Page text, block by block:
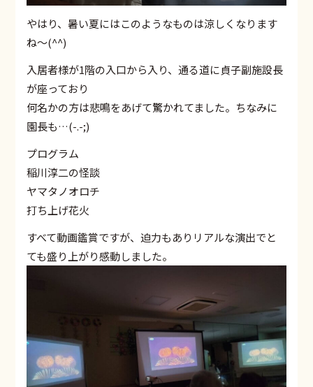
やはり、暑い夏にはこのようなものは涼しくなります
ね〜(^^)
入居者様が1階の入口から入り、通る道に貞子副施設長
が座っており
何名かの方は悲鳴をあげて驚かれてました。ちなみに
園長も…(-.-;)
プログラム
稲川淳二の怪談
ヤマタノオロチ
打ち上げ花火
すべて動画鑑賞ですが、迫力もありリアルな演出でと
ても盛り上がり感動しました。